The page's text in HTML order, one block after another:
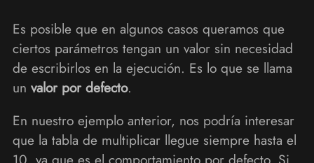
Es posible que en algunos casos queramos que
ciertos parámetros tengan un valor sin necesidad
de escribirlos en la ejecución. Es lo que se llama
un valor por defecto.
En nuestro ejemplo anterior, nos podría interesar
que la tabla de multiplicar llegue siempre hasta el